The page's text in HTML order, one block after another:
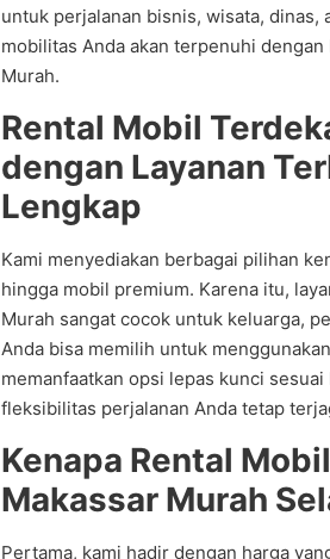
untuk perjalanan bisnis, wisata, dinas,
mobilitas Anda akan terpenuhi
Murah.
Rental Mobil
dengan Layanan
Lengkap
Kami menyediakan berbagai pilihan
hingga mobil premium. Karena itu,
Murah sangat cocok untuk keluarga,
Anda bisa memilih untuk
memanfaatkan opsi lepas kunci
fleksibilitas perjalanan Anda tetap
Kenapa Rental
Makassar Murah
Pertama, kami hadir dengan harga